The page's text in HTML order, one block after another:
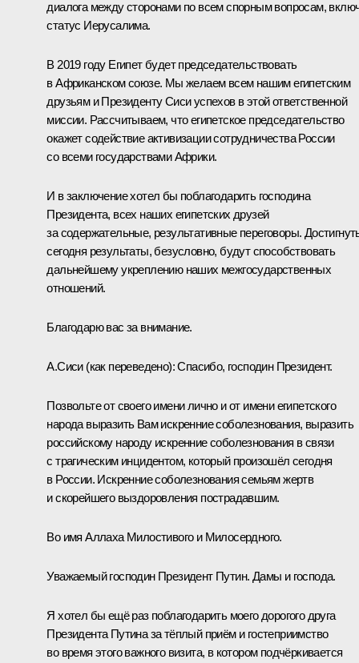
диалога между сторонами по всем спорным вопросам,
статус Иерусалима.
В 2019 году Египет будет председательствовать
в Африканском союзе. Мы желаем всем нашим египетским
друзьям и Президенту Сиси успехов в этой ответственной
миссии. Рассчитываем, что египетское председательство
окажет содействие активизации сотрудничества России
со всеми государствами Африки.
И в заключение хотел бы поблагодарить господина
Президента, всех наших египетских друзей
за содержательные, результативные переговоры.
сегодня результаты, безусловно, будут способствовать
дальнейшему укреплению наших межгосударственных
отношений.
Благодарю вас за внимание.
А.Сиси (как переведено):Спасибо, господин Президент.
Позвольте от своего имени лично и от имени египетского
народа выразить Вам искренние соболезнования, выразить
российскому народу искренние соболезнования в связи
с трагическим инцидентом, который произошёл сегодня
в России. Искренние соболезнования семьям жертв
и скорейшего выздоровления пострадавшим.
Во имя Аллаха Милостивого и Милосердного.
Уважаемый господин Президент Путин. Дамы и господа.
Я хотел бы ещё раз поблагодарить моего дорогого друга
Президента Путина за тёплый приём и гостеприимство
во время этого важного визита, в котором подчёркивается